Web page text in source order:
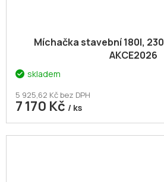
Míchačka stavební 180l,
AKCE2026
skladem
5 925,62 Kč bez DPH
7 170 Kč / ks